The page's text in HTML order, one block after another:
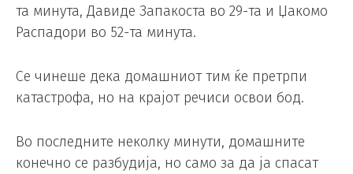
та минута, Давиде Запакоста во 29-та и Џакомо
Распадори во 52-та минута.
Се чинеше дека домашниот тим ќе претрпи
катастрофа, но на крајот речиси освои бод.
Во последните неколку минути, домашните
конечно се разбудија, но само за да ја спасат